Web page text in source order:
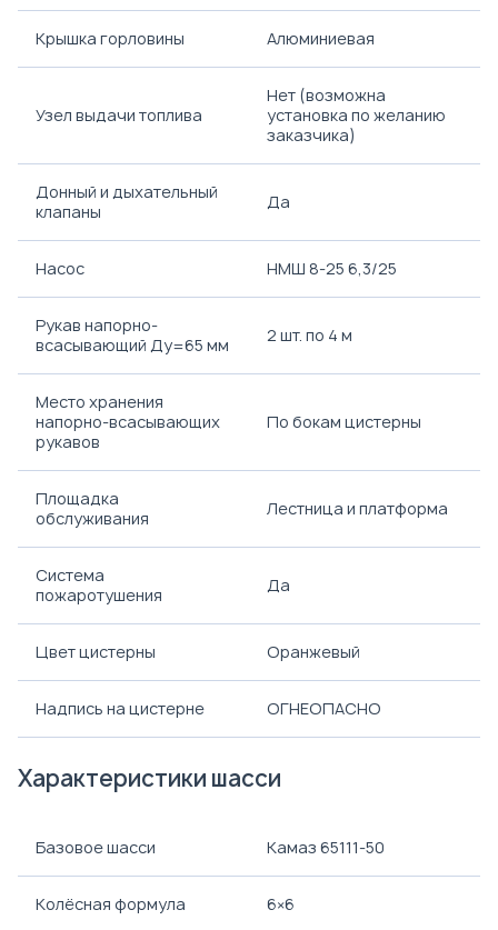
Крышка горловины Алюминиевая
Узел выдачи топлива
Нет (возможна
установка по желанию
заказчика)
Донный и дыхательный
клапаны
Да
Насос НМШ 8-25 6,3/25
Рукав напорно-
всасывающий Ду=65 мм
2 шт. по 4 м
Место хранения
напорно-всасывающих
рукавов
По бокам цистерны
Площадка
обслуживания
Лестница и платформа
Система
пожаротушения
Да
Цвет цистерны Оранжевый
Надпись на цистерне ОГНЕОПАСНО
Характеристики шасси
Базовое шасси Камаз 65111-50
Колёсная формула 6×6